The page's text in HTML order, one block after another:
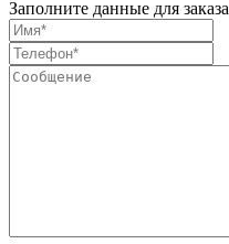
Заполните данные для заказа